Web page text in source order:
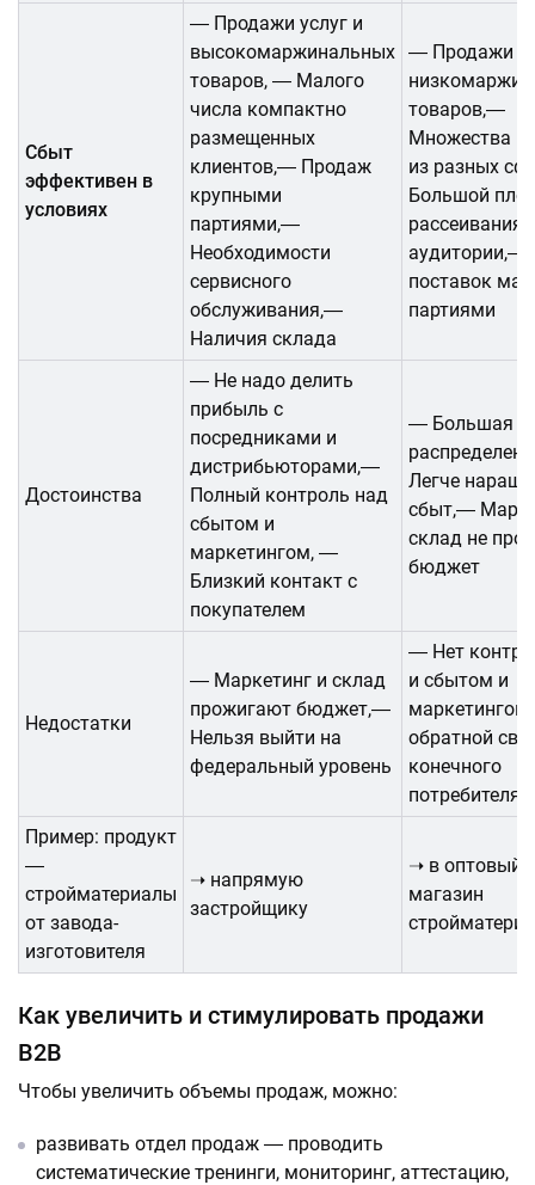
Сбыт
эффективен в
условиях
― Продажи услуг и
высокомаржинальных
товаров, ― Малого
числа компактно
размещенных
клиентов,― Продаж
крупными
партиями,―
Необходимости
сервисного
обслуживания,―
Наличия склада
― Продажи
товаров,―
Множества
из разных
Большой
рассеивания
аудитории,―
поставок
партиями
Достоинства
― Не надо делить
прибыль с
посредниками и
дистрибьюторами,―
Полный контроль над
сбытом и
маркетингом, ―
Близкий контакт с
покупателем
― Большая
Легче
сбыт,―
склад не
бюджет
Недостатки
― Маркетинг и склад
прожигают бюджет,―
Нельзя выйти на
федеральный уровень
― Нет
и сбытом и
обратной
конечного
потребителя
Пример: продукт
―
стройматериалы
от завода-
изготовителя
➝ напрямую
застройщику
➝ в оптовый
магазин
Как увеличить и стимулировать продажи
B2B
Чтобы увеличить объемы продаж, можно:
развивать отдел продаж ― проводить
систематические тренинги, мониторинг, аттестацию,